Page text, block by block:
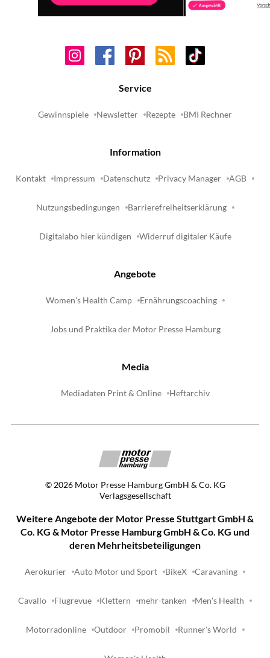
Service
Gewinnspiele Newsletter Rezepte BMI Rechner
Information
Kontakt Impressum Datenschutz Privacy Manager AGB
Nutzungsbedingungen Barrierefreiheitserklärung
Digitalabo hier kündigen Widerruf digitaler Käufe
Angebote
Women's Health Camp Ernährungscoaching
Jobs und Praktika der Motor Presse Hamburg
Media
Mediadaten Print & Online Heftarchiv
© 2026 Motor Presse Hamburg GmbH & Co. KG
Verlagsgesellschaft
Weitere Angebote der Motor Presse Stuttgart GmbH &
Co. KG & Motor Presse Hamburg GmbH & Co. KG und
deren Mehrheitsbeteiligungen
Aerokurier Auto Motor und Sport BikeX Caravaning
Cavallo Flugrevue Klettern mehr-tanken Men's Health
Motorradonline Outdoor Promobil Runner's World